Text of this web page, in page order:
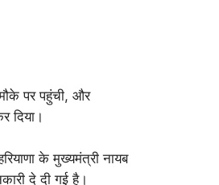
पर पहुंची, और
दिया।
के मुख्यमंत्री नायब
दे दी गई है।